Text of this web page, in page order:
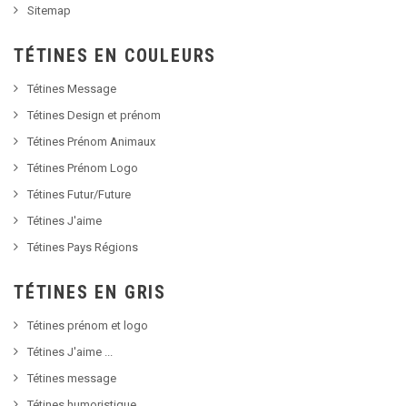
Sitemap
TÉTINES EN COULEURS
Tétines Message
Tétines Design et prénom
Tétines Prénom Animaux
Tétines Prénom Logo
Tétines Futur/Future
Tétines J'aime
Tétines Pays Régions
TÉTINES EN GRIS
Tétines prénom et logo
Tétines J'aime ...
Tétines message